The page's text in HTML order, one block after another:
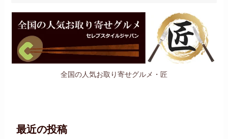
全国の人気お取り寄せグルメ・匠
最近の投稿